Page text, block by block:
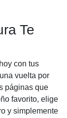
Te
con tus
vuelta por
páginas que
favorito, elige
y simplemente